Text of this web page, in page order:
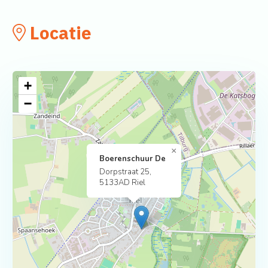
Locatie
Boerenschuur De
Dorpstraat 25,
5133AD Riel
×
+
−